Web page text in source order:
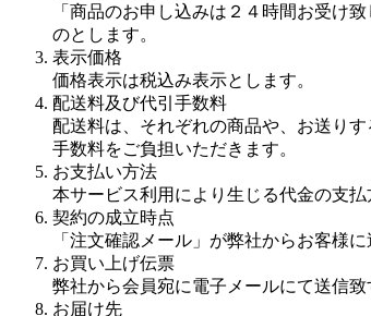
「商品のお申し込みは２４時間お受け
のとします。
表示価格
価格表示は税込み表示とします。
配送料及び代引手数料
配送料は、それぞれの商品や、お送り
手数料をご負担いただきます。
お支払い方法
本サービス利用により生じる代金の支
契約の成立時点
「注文確認メール」が弊社からお客様
お買い上げ伝票
弊社から会員宛に電子メールにて送信
お届け先